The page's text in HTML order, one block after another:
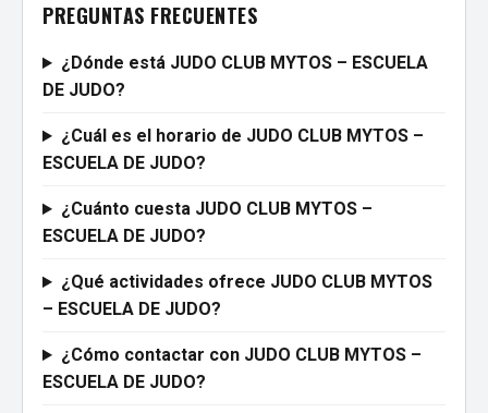
PREGUNTAS FRECUENTES
¿Dónde está JUDO CLUB MYTOS – ESCUELA
DE JUDO?
¿Cuál es el horario de JUDO CLUB MYTOS –
ESCUELA DE JUDO?
¿Cuánto cuesta JUDO CLUB MYTOS –
ESCUELA DE JUDO?
¿Qué actividades ofrece JUDO CLUB MYTOS
– ESCUELA DE JUDO?
¿Cómo contactar con JUDO CLUB MYTOS –
ESCUELA DE JUDO?